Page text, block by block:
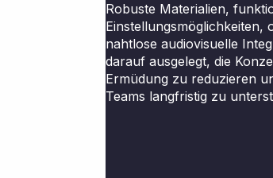
Robuste Materialien,
Einstellungsmöglichkeiten,
nahtlose audiovisuelle
darauf ausgelegt, die
Ermüdung zu reduzieren
Teams langfristig zu